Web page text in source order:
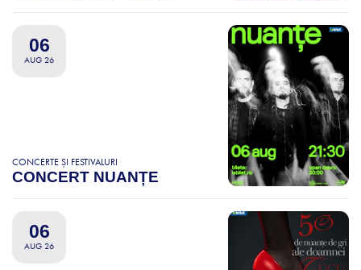
06
AUG 26
CONCERTE ȘI FESTIVALURI
CONCERT NUANȚE
06
AUG 26